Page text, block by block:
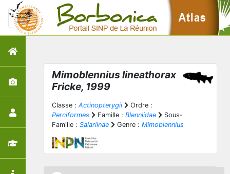
Mimoblennius lineathorax
Fricke, 1999
Classe : Actinopterygii
Ordre :
Perciformes
Famille : Blenniidae
Sous-
Famille : Salariinae Genre : Mimoblennius